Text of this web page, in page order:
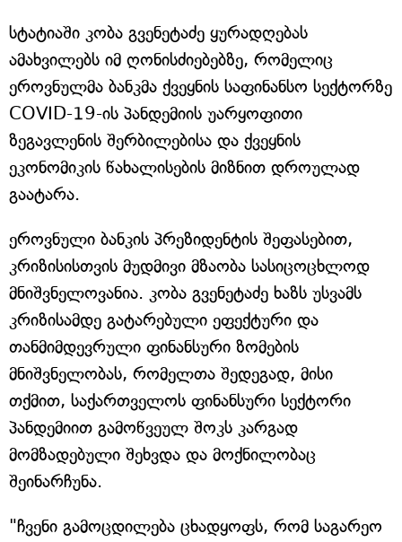
სტატიაში კობა გვენეტაძე ყურადღებას
ამახვილებს იმ ღონისძიებებზე, რომელიც
ეროვნულმა ბანკმა ქვეყნის საფინანსო სექტორზე
COVID-19-ის პანდემიის უარყოფითი
ზეგავლენის შერბილებისა და ქვეყნის
ეკონომიკის წახალისების მიზნით დროულად
გაატარა.
ეროვნული ბანკის პრეზიდენტის შეფასებით,
კრიზისისთვის მუდმივი მზაობა სასიცოცხლოდ
მნიშვნელოვანია. კობა გვენეტაძე ხაზს უსვამს
კრიზისამდე გატარებული ეფექტური და
თანმიმდევრული ფინანსური ზომების
მნიშვნელობას, რომელთა შედეგად, მისი
თქმით, საქართველოს ფინანსური სექტორი
პანდემიით გამოწვეულ შოკს კარგად
მომზადებული შეხვდა და მოქნილობაც
შეინარჩუნა.
"ჩვენი გამოცდილება ცხადყოფს, რომ საგარეო